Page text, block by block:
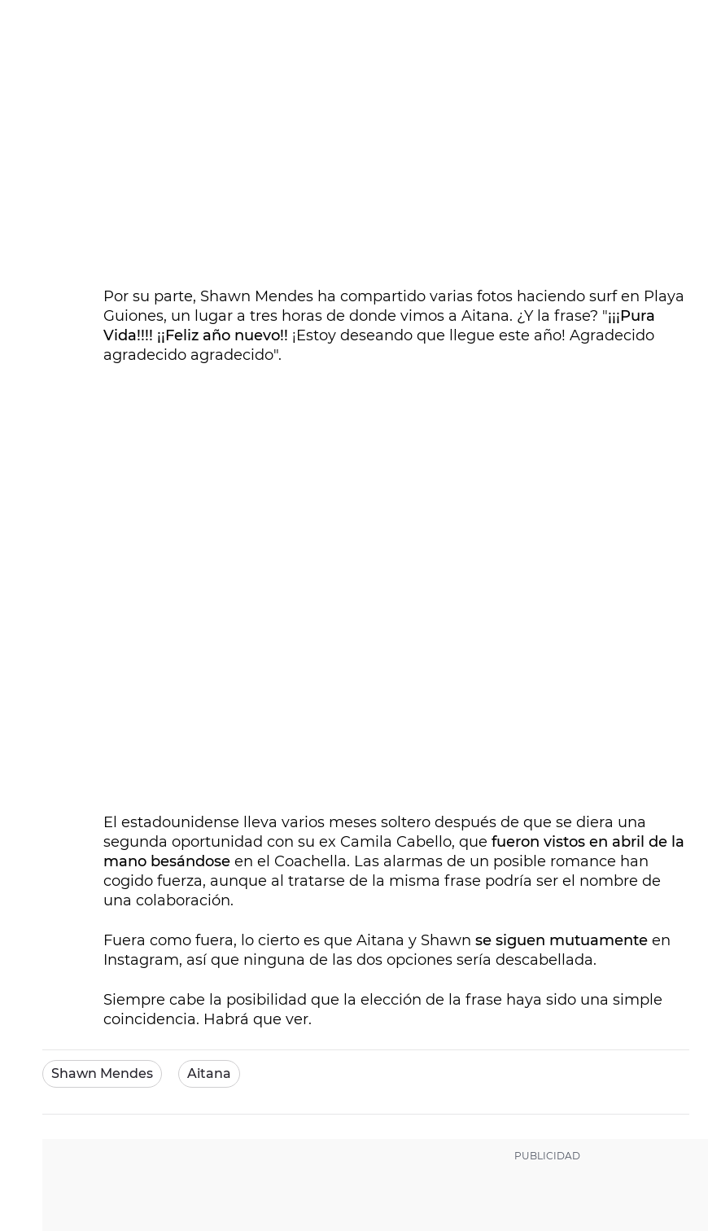
Por su parte, Shawn Mendes ha compartido varias fotos haciendo surf en Playa
Guiones, un lugar a tres horas de donde vimos a Aitana. ¿Y la frase? "¡¡¡Pura
Vida!!!! ¡¡Feliz año nuevo!! ¡Estoy deseando que llegue este año! Agradecido
agradecido agradecido".
El estadounidense lleva varios meses soltero después de que se diera una
segunda oportunidad con su ex Camila Cabello, que fueron vistos en abril de la
mano besándose en el Coachella. Las alarmas de un posible romance han
cogido fuerza, aunque al tratarse de la misma frase podría ser el nombre de
una colaboración.
Fuera como fuera, lo cierto es que Aitana y Shawn se siguen mutuamente en
Instagram, así que ninguna de las dos opciones sería descabellada.
Siempre cabe la posibilidad que la elección de la frase haya sido una simple
coincidencia. Habrá que ver.
Shawn Mendes Aitana